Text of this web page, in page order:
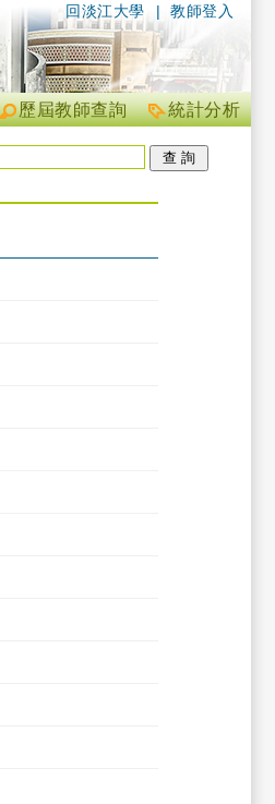
| 教師登入
回淡江大學
統計分析
歷屆教師查詢